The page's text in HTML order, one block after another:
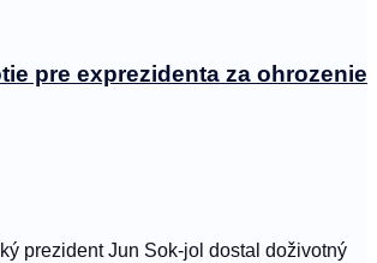
pre exprezidenta za ohrozenie
prezident Jun Sok-jol dostal doživotný